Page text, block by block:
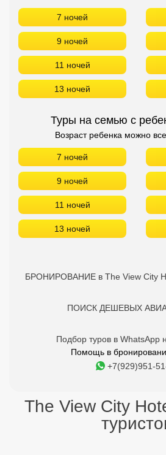
7 ночей
9 ночей
11 ночей
13 ночей
Туры на семью с
Возраст ребенка можно
7 ночей
9 ночей
11 ночей
13 ночей
БРОНИРОВАНИЕ в The View City
ПОИСК ДЕШЕВЫХ
Подбор туров в WhatsApp
Помощь в
+7(929)951-
The View City